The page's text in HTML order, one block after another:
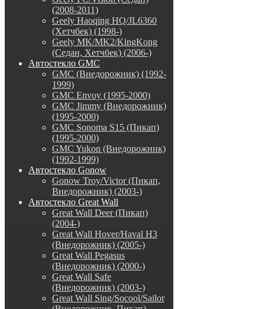
(2008-2011)
Geely Haoqing HQ/JL6360
(Хетчбек) (1998-)
Geely MK/MK2/KingKong
(Седан, Хетчбек) (2006-)
Автостекло GMC
GMC (Внедорожник) (1992-
1999)
GMC Envoy (1995-2000)
GMC Jimmy (Внедорожник)
(1995-2000)
GMC Sonoma S15 (Пикап)
(1995-2000)
GMC Yukon (Внедорожник)
(1992-1999)
Автостекло Gonow
Gonow Troy/Victor (Пикап,
Внедорожник) (2003-)
Автостекло Great Wall
Great Wall Deer (Пикап)
(2004-)
Great Wall Hover/Haval H3
(Внедорожник) (2005-)
Great Wall Pegasus
(Внедорожник) (2000-)
Great Wall Safe
(Внедорожник) (2003-)
Great Wall Sing/Socool/Sailor